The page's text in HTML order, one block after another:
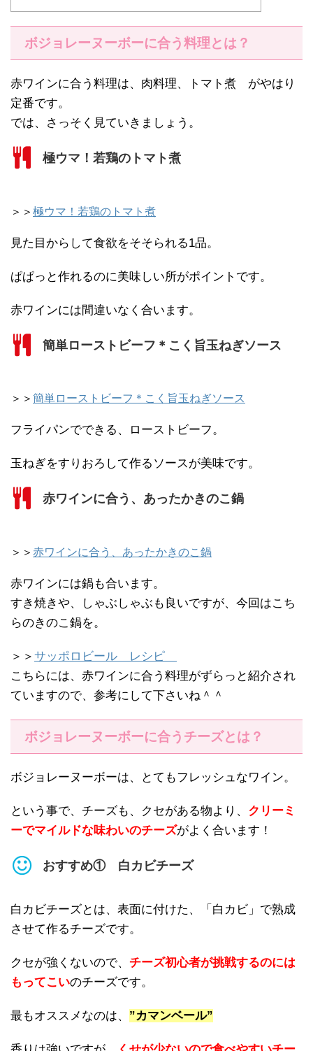
ボジョレーヌーボーに合う料理とは？
赤ワインに合う料理は、肉料理、トマト煮 がやはり
定番です。
では、さっそく見ていきましょう。
極ウマ！若鶏のトマト煮
＞＞ 極ウマ！若鶏のトマト煮
見た目からして食欲をそそられる1品。
ぱぱっと作れるのに美味しい所がポイントです。
赤ワインには間違いなく合います。
簡単ローストビーフ＊こく旨玉ねぎソース
＞＞ 簡単ローストビーフ＊こく旨玉ねぎソース
フライパンでできる、ローストビーフ。
玉ねぎをすりおろして作るソースが美味です。
赤ワインに合う、あったかきのこ鍋
＞＞ 赤ワインに合う、あったかきのこ鍋
赤ワインには鍋も合います。
すき焼きや、しゃぶしゃぶも良いですが、今回はこち
らのきのこ鍋を。
＞＞ サッポロビール レシピ
こちらには、赤ワインに合う料理がずらっと紹介され
ていますので、参考にして下さいね＾＾
ボジョレーヌーボーに合うチーズとは？
ボジョレーヌーボーは、とてもフレッシュなワイン。
という事で、チーズも、クセがある物より、 クリーミ
ーでマイルドな味わいのチーズがよく合います！
おすすめ① 白カビチーズ
白カビチーズとは、表面に付けた、「白カビ」で熟成
させて作るチーズです。
クセが強くないので、 チーズ初心者が挑戦するのには
もってこいのチーズです。
最もオススメなのは、 ”カマンベール”